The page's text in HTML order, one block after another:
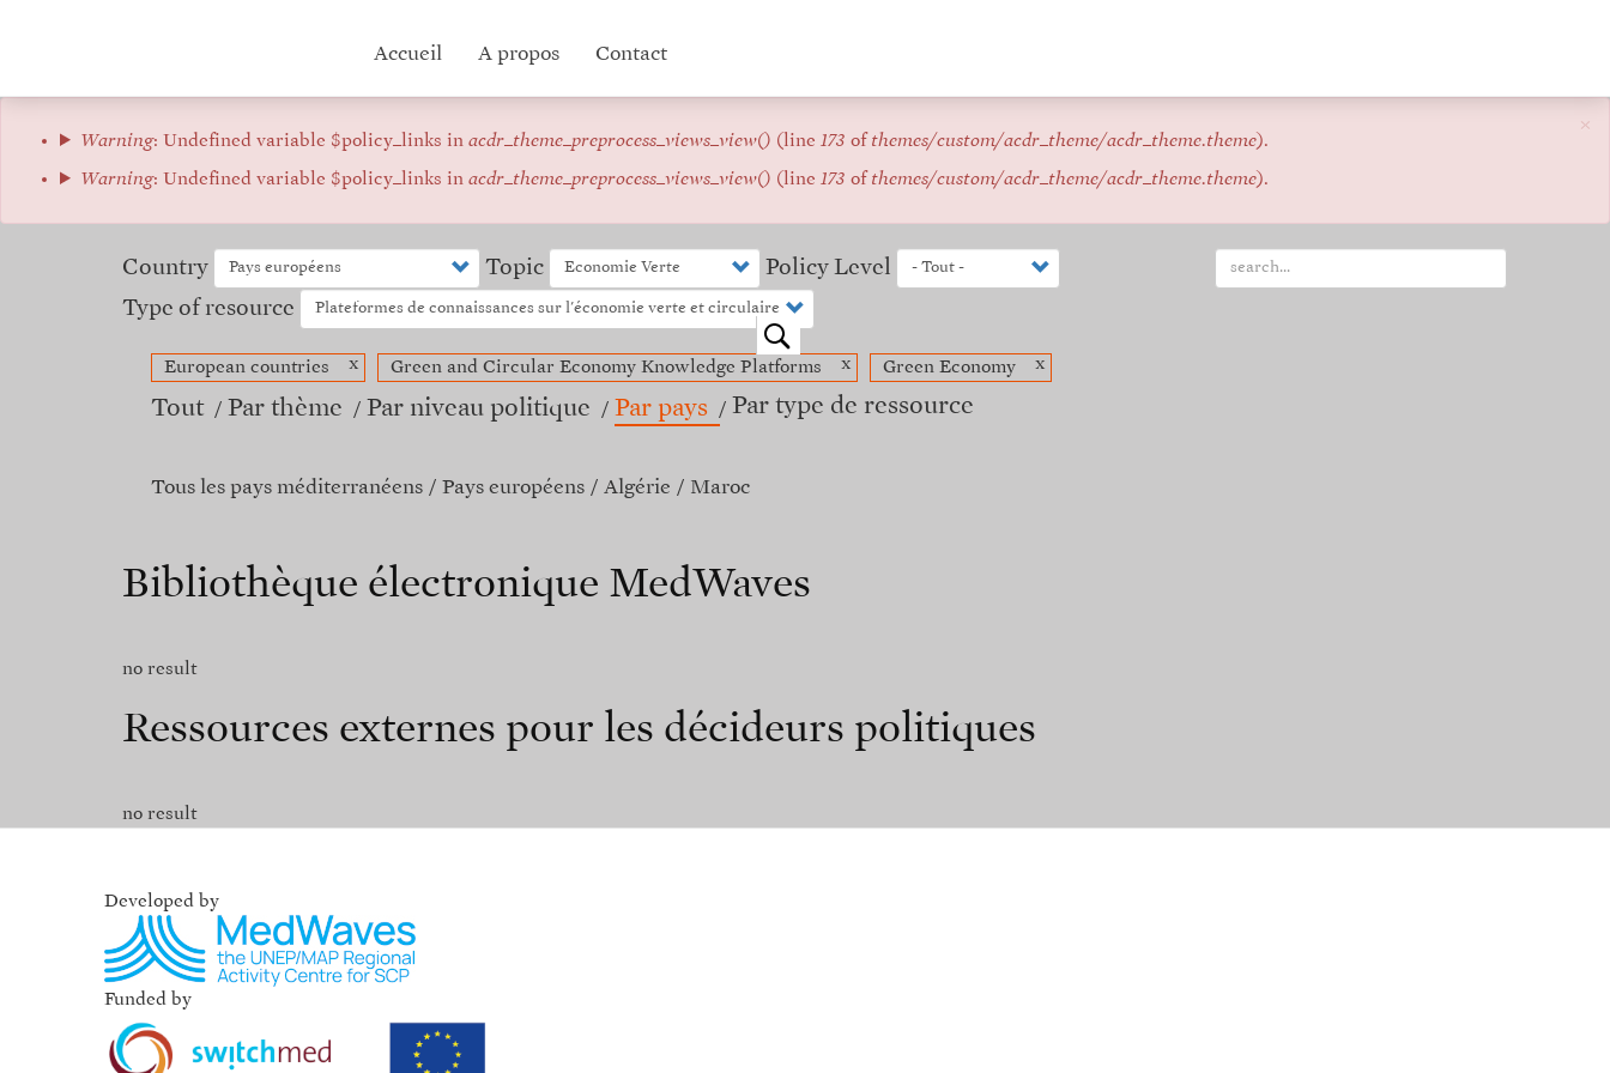
Hub
menu
Accueil A propos Contact
×
Message
d'erreur
Warning: Undefined variable $policy_links in acdr_theme_preprocess_views_view() (line 173 of themes/custom/acdr_theme/acdr_theme.theme).
Warning: Undefined variable $policy_links in acdr_theme_preprocess_views_view() (line 173 of themes/custom/acdr_theme/acdr_theme.theme).
Country Topic
Policy Level
Type of resource
o
European countries x Green and Circular Economy Knowledge Platforms x Green Economy x
Tout Par thème Par niveau politique Par pays Par type de ressource
Tous les pays méditerranéens Pays européens Algérie Maroc
Bibliothèque électronique MedWaves
no result
Ressources externes pour les décideurs politiques
no result
Developed by
Funded by